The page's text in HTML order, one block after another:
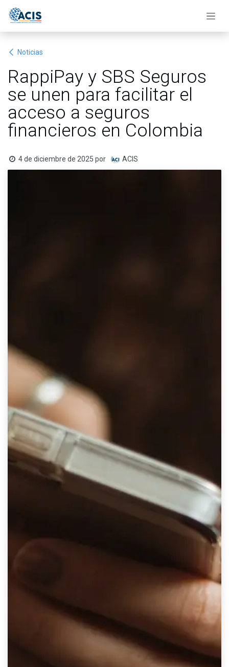
Noticias
RappiPay y SBS Seguros
se unen para facilitar el
acceso a seguros
financieros en Colombia
4 de diciembre de 2025 por ACIS